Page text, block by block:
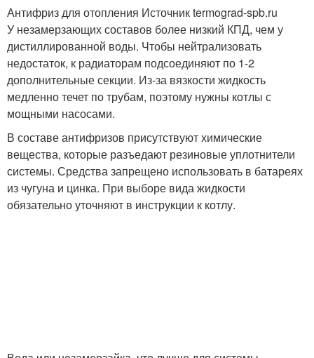
Антифриз для отопления Источник termograd-spb.ru
У незамерзающих составов более низкий КПД, чем у
дистиллированной воды. Чтобы нейтрализовать
недостаток, к радиаторам подсоединяют по 1-2
дополнительные секции. Из-за вязкости жидкость
медленно течет по трубам, поэтому нужны котлы с
мощными насосами.
В составе антифризов присутствуют химические
вещества, которые разъедают резиновые уплотнители
системы. Средства запрещено использовать в батареях
из чугуна и цинка. При выборе вида жидкости
обязательно уточняют в инструкции к котлу.